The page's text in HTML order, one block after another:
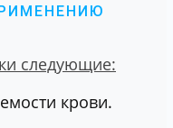
следующие:
крови.